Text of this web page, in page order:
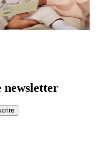
newsletter